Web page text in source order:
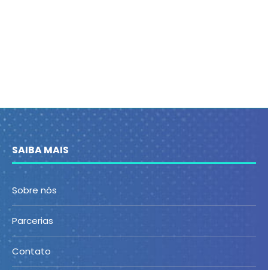
SAIBA MAIS
Sobre nós
Parcerias
Contato